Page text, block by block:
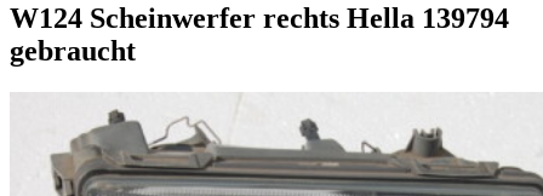
W124 Scheinwerfer rechts Hella 139794
gebraucht